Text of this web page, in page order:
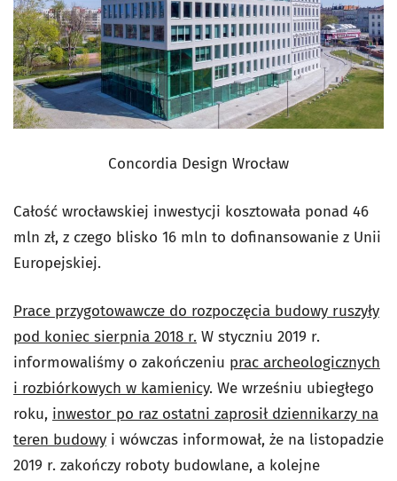
Concordia Design Wrocław
Całość wrocławskiej inwestycji kosztowała ponad 46
mln zł, z czego blisko 16 mln to dofinansowanie z Unii
Europejskiej.
Prace przygotowawcze do rozpoczęcia budowy ruszyły
pod koniec sierpnia 2018 r. W styczniu 2019 r.
informowaliśmy o zakończeniu prac archeologicznych
i rozbiórkowych w kamienicy. We wrześniu ubiegłego
roku, inwestor po raz ostatni zaprosił dziennikarzy na
teren budowy i wówczas informował, że na listopadzie
2019 r. zakończy roboty budowlane, a kolejne